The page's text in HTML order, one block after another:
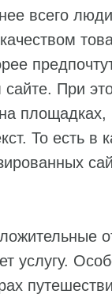
всего
При
площадках,
То есть в
услугу.